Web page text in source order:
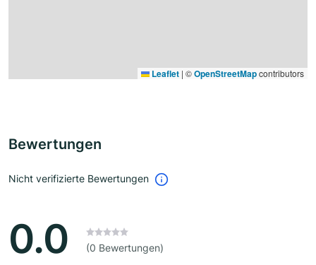
Leaflet | ©OpenStreetMapcontributors
Bewertungen
Nicht verifizierte Bewertungen
0.0 (0 Bewertungen)